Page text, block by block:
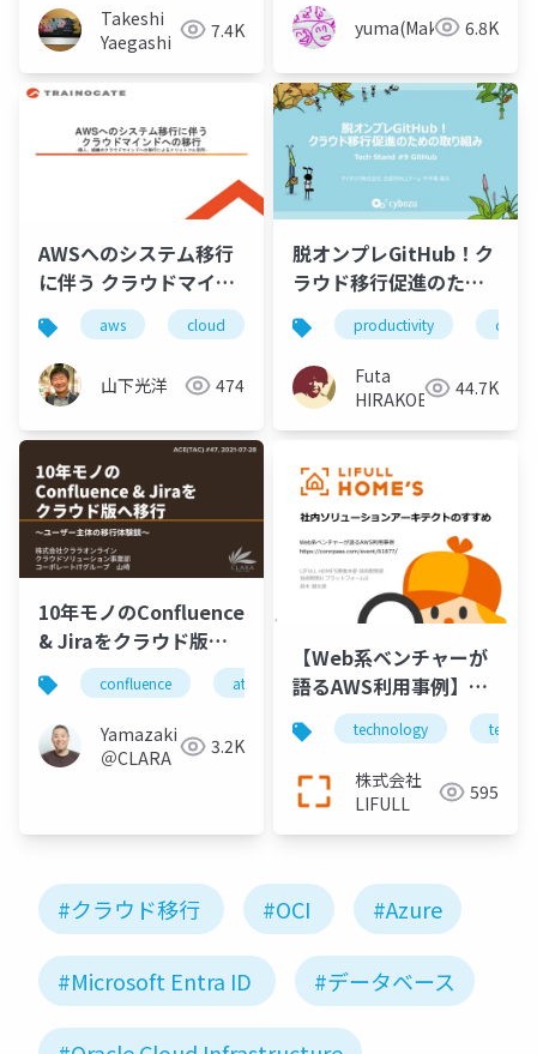
と運用
Takeshi
Yaegashi
7.4K yuma(Maki) 6.8K
AWSへのシステム移行
に伴う クラウドマイン
ドへの移行
aws cloud
山下光洋 474
脱オンプレGitHub！ク
ラウド移行促進のため
の取り組みproductivity
Futa
HIRAKOBA
44.7K
10年モノのConfluence
& Jiraをクラウド版へ
移行
confluence atlassian jira
Yamazaki
＠CLARA
3.2K
【Web系ベンチャーが
語るAWS利用事例】社
内ソリューションアー
キテクトのすすめ
technology tech
株式会社
LIFULL
595
#クラウド移行 #OCI #Azure
#Microsoft Entra ID #データベース